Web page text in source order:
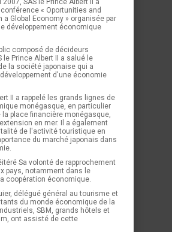
2007, SAS le Prince Albert II a
« Oportunities and
a Global Economy » organisée par
développement économique
composé de décideurs
le Prince Albert II a salué le
la société japonaise qui a
d'une économie
II a rappelé les grands lignes de
monégasque, en particulier
la place financière monégasque,
en mer. Il a également
de l'activité touristique en
du marché japonais dans
Sa volonté de rapprochement
pays, notamment dans le
coopération économique.
délégué général au tourisme et
du monde économique de la
SBM, grands hôtels et
ont assisté de cette